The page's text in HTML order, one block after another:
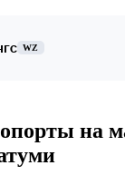
WZ
на